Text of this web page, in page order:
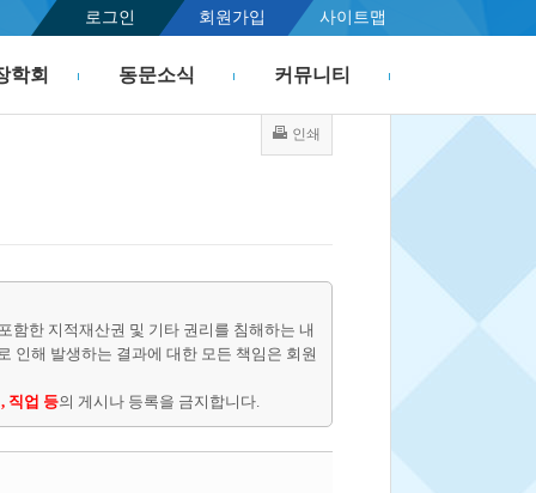
로그인 회원가입 사이트맵
학회 동문소식 커뮤니티
인쇄
함한 지적재산권 및 기타 권리를 침해하는 내
인해 발생하는 결과에 대한 모든 책임은 회원
직업 등의 게시나 등록을 금지합니다.